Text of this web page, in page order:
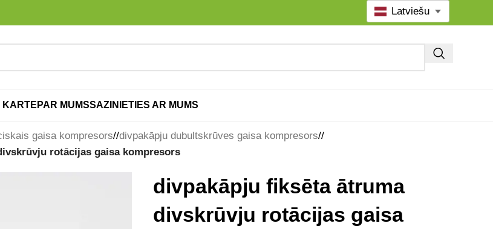
KARTE PAR MUMSSAZINIETIES AR MUMS
Latviešu
gaisa kompresors/ divpakāpju dubultskrūves gaisa kompresors/
rotācijas gaisa kompresors
divpakāpju fiksēta ātruma
divskrūvju rotācijas gaisa